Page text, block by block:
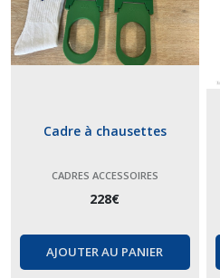
Cadre à chausettes
CADRES ACCESSOIRES
228€
AJOUTER AU PANIER